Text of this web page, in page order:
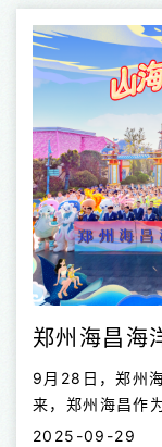
了集生态观光、
格局。
9月28日，郑州
来，郑州海昌作
不期而遇的瞬间
2025-09-29